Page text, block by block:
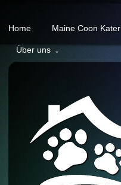
Home Maine Coon Kater
Über uns